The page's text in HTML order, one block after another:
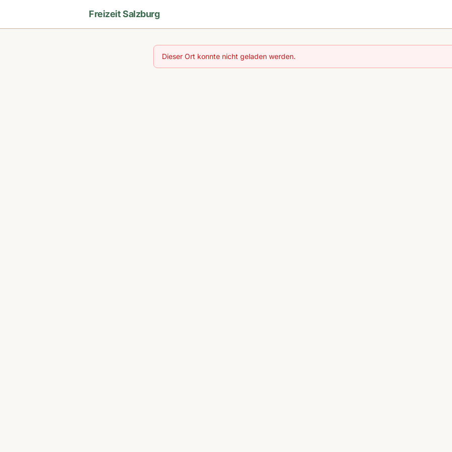
Freizeit Salzburg
Dieser Ort konnte nicht geladen werden.